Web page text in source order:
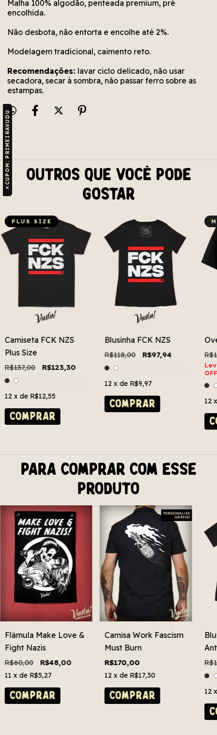
Malha 100% algodão, penteada premium, pré
encolhida.
Não desbota, não entorta e encolhe até 2%.
Modelagem tradicional, caimento reto.
Recomendações: lavar ciclo delicado, não usar
secadora, secar à sombra, não passar ferro sobre as
estampas.
Outros que você pode
gostar
PLUS SIZE
Camiseta FCK NZS
Plus Size
R$137,00 R$123,30
12 x de R$12,55
COMPRAR
Blusinha FCK NZS
R$118,00 R$97,94
12 x de R$9,97
COMPRAR 12
Para comprar com esse
produto
Flâmula Make Love &
Fight Nazis
R$60,00 R$48,00
11 x de R$5,27
COMPRAR
Camisa Work Fascism
Must Burn
R$170,00
12 x de R$17,30
COMPRAR 12
✕
CUPOM: PRIMEIRAVUDU